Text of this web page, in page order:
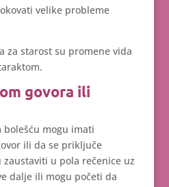
velike probleme
za starost su promene vida
govora ili
bolešću mogu imati
ili da se priključe
zaustaviti u pola rečenice uz
dalje ili mogu početi da